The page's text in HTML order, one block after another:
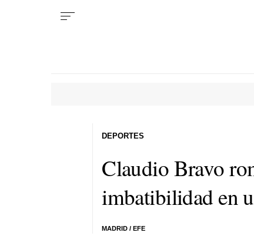
Claudio Bravo
imbatibilidad en
MADRID / EFE
DEPORTES